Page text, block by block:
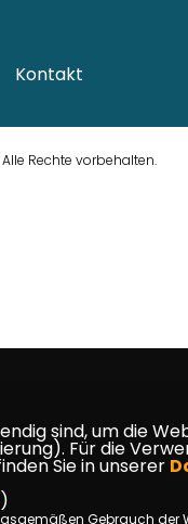
Kontakt
Rechte vorbehalten.
sind, um die
Für die
Sie in unserer
)
Gebrauch der